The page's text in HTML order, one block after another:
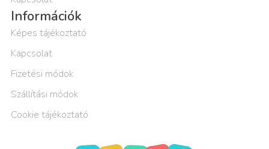
Információk
Képes tájékoztató
Kapcsolat
Fizetési módok
Szállítási módok
Cookie tájékoztató